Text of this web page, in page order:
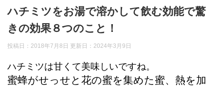
ハチミツをお湯で溶かして飲む効能で驚
きの効果８つのこと！
投稿日：2018年7月8日 更新日： 2024年3月9日
ハチミツは甘くて美味しいですね。
蜜蜂がせっせと花の蜜を集めた蜜、熱を加